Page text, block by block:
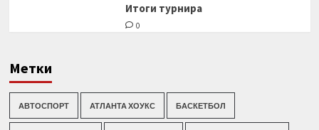
Итоги турнира
0
Метки
АВТОСПОРТ АТЛАНТА ХОУКС БАСКЕТБОЛ